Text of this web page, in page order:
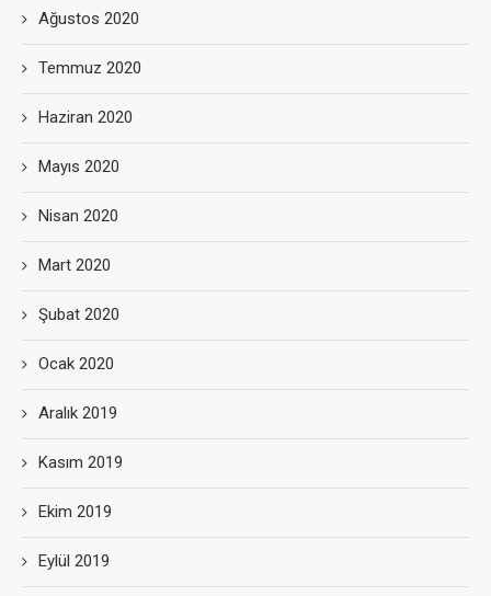
Ağustos 2020
Temmuz 2020
Haziran 2020
Mayıs 2020
Nisan 2020
Mart 2020
Şubat 2020
Ocak 2020
Aralık 2019
Kasım 2019
Ekim 2019
Eylül 2019